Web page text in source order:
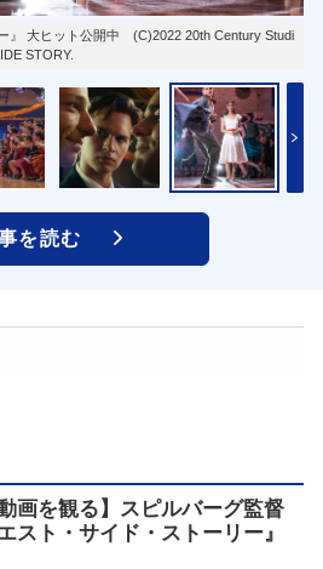
』 大ヒット公開中 (C)2022 20th Century Studi
STORY.
を読む
動画を観る】スピルバーグ監督
スト・サイド・ストーリー』